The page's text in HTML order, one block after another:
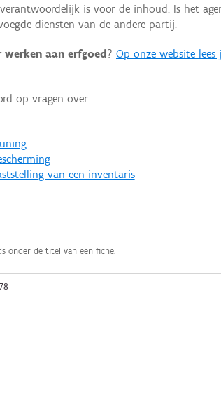
is voor de inhoud. Is het
diensten van de andere partij.
werken aan erfgoed ? Op onze website
op vragen over:
van een inventaris
onder de titel van een fiche.